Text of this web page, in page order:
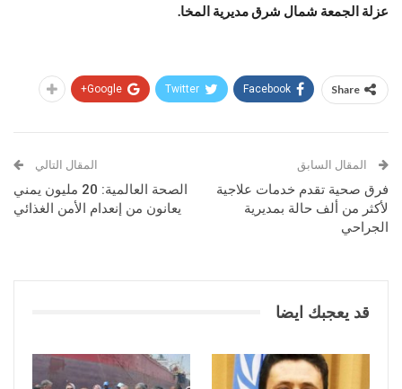
عزلة الجمعة شمال شرق مديرية المخا.
Share
Facebook
Twitter
Google+
المقال السابق
فرق صحية تقدم خدمات علاجية
لأكثر من ألف حالة بمديرية
الجراحي
المقال التالي
الصحة العالمية: 20 مليون يمني
يعانون من إنعدام الأمن الغذائي
قد يعجبك ايضا